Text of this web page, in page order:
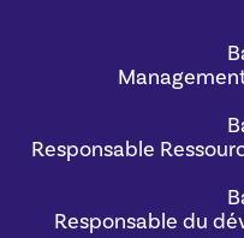
Responsable
Responsable du